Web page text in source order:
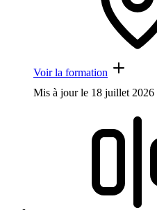
Voir la formation
Mis à jour le 18 juillet 2026